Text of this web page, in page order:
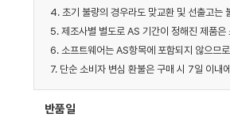
4. 초기 불량의 경우라도 맞교환 및 선출고는
5. 제조사별 별도로 AS 기간이 정해진 제품
6. 소프트웨어는 AS항목에 포함되지 않으므
7. 단순 소비자 변심 환불은 구매 시 7일 이내
반품일